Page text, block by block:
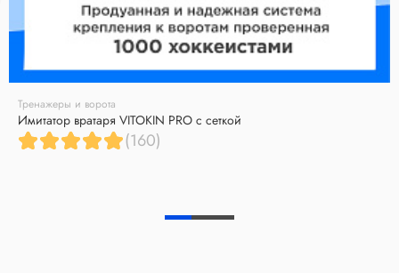
Тренажеры и ворота
Имитатор вратаря VITOKIN PRO с сеткой
(160)